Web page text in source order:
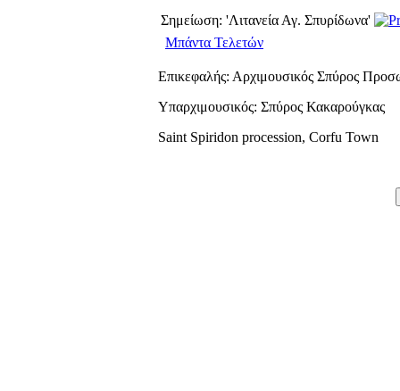
Σημείωση: 'Λιτανεία Αγ. Σπυρίδωνα'
Μπάντα Τελετών
Επικεφαλής: Αρχιμουσικός Σπύρος
Υπαρχιμουσικός: Σπύρος Κακαρούγκας
Saint Spiridon procession, Corfu Town